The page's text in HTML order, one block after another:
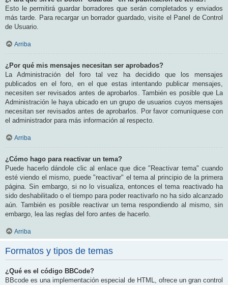
Esto le permitirá guardar borradores que serán completados y enviados
más tarde. Para recargar un borrador guardado, visite el Panel de Control
de Usuario.
Arriba
¿Por qué mis mensajes necesitan ser aprobados?
La Administración del foro tal vez ha decidido que los mensajes
publicados en el foro, en el que estas intentando publicar mensajes,
necesiten ser revisados antes de aprobarlos. También es posible que La
Administración le haya ubicado en un grupo de usuarios cuyos mensajes
necesitan ser revisados antes de aprobarlos. Por favor comuníquese con
el administrador para más información al respecto.
Arriba
¿Cómo hago para reactivar un tema?
Puede hacerlo dándole clic al enlace que dice "Reactivar tema" cuando
esté viendo el mismo, puede "reactivar" el tema al principio de la primera
página. Sin embargo, si no lo visualiza, entonces el tema reactivado ha
sido deshabilitado o el tiempo para poder reactivarlo no ha sido alcanzado
aún. También es posible reactivar un tema respondiendo al mismo, sin
embargo, lea las reglas del foro antes de hacerlo.
Arriba
Formatos y tipos de temas
¿Qué es el código BBCode?
BBcode es una implementación especial de HTML, ofrece un gran control